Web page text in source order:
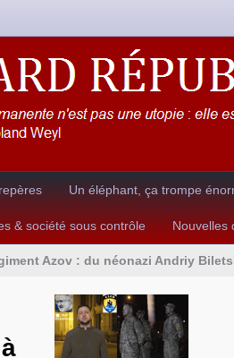
Un éléphant, ça trompe
& société sous contrôle Nouvelles
Azov : du néonazi Andriy